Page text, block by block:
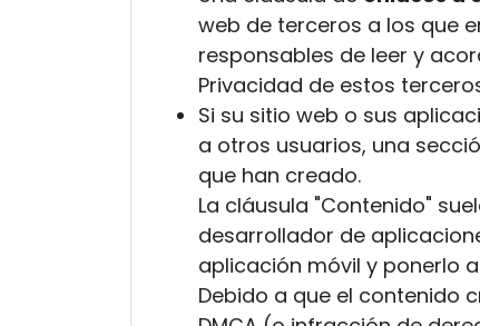
web de terceros a los que
responsables de leer y
Privacidad de estos
Si su sitio web o sus
a otros usuarios, una
que han creado.
La cláusula "Contenido"
desarrollador de
aplicación móvil y ponerlo
Debido a que el contenido